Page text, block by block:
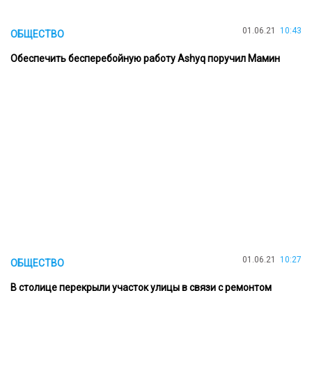
ОБЩЕСТВО 01.06.21 10:43
Обеспечить бесперебойную работу Ashyq поручил Мамин
ОБЩЕСТВО 01.06.21 10:27
В столице перекрыли участок улицы в связи с ремонтом